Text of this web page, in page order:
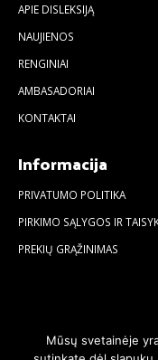
APIE DISLEKSIJĄ
NAUJIENOS
RENGINIAI
AMBASADORIAI
KONTAKTAI
Informacija
PRIVATUMO POLITIKA
PIRKIMO SĄLYGOS IR
PREKIŲ GRĄŽINIMAS
Mūsų svetainėje